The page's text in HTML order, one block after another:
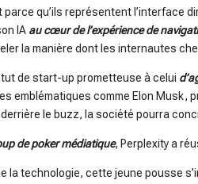
qu’ils représentent l’interface
IA au cœur de l’expérience de
la manière dont les internautes
de start-up prometteuse à celui
emblématiques comme Elon Musk,
le buzz, la société pourra
de poker médiatique, Perplexity a
technologie, cette jeune pousse